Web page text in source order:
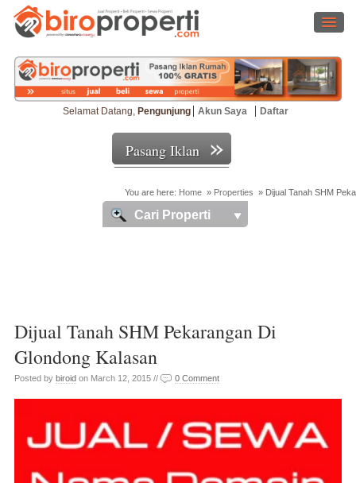
Selamat Datang, Pengunjung Akun Saya Daftar
Pasang Iklan
You are here: Home » Properties » Dijual Tanah SHM
Cari Properti
Dijual Tanah SHM Pekarangan Di
Glondong Kalasan
Posted by biroidon March 12, 2015 // 0 Comment